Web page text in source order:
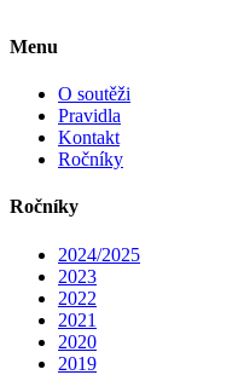
Menu
O soutěži
Pravidla
Kontakt
Ročníky
Ročníky
2024/2025
2023
2022
2021
2020
2019